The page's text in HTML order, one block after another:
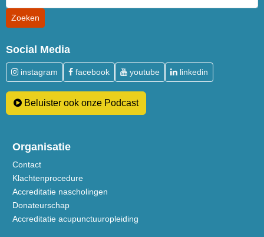
Social Media
instagram facebook youtube linkedin
Beluister ook onze Podcast
Organisatie
Contact
Klachtenprocedure
Accreditatie nascholingen
Donateurschap
Accreditatie acupunctuuropleiding